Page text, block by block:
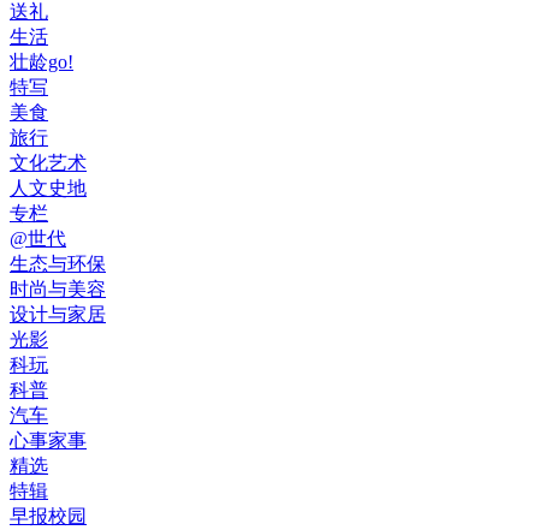
送礼
生活
壮龄go!
特写
美食
旅行
文化艺术
人文史地
专栏
@世代
生态与环保
时尚与美容
设计与家居
光影
科玩
科普
汽车
心事家事
精选
特辑
早报校园